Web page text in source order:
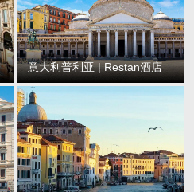
意大利普利亚 | Restan酒店